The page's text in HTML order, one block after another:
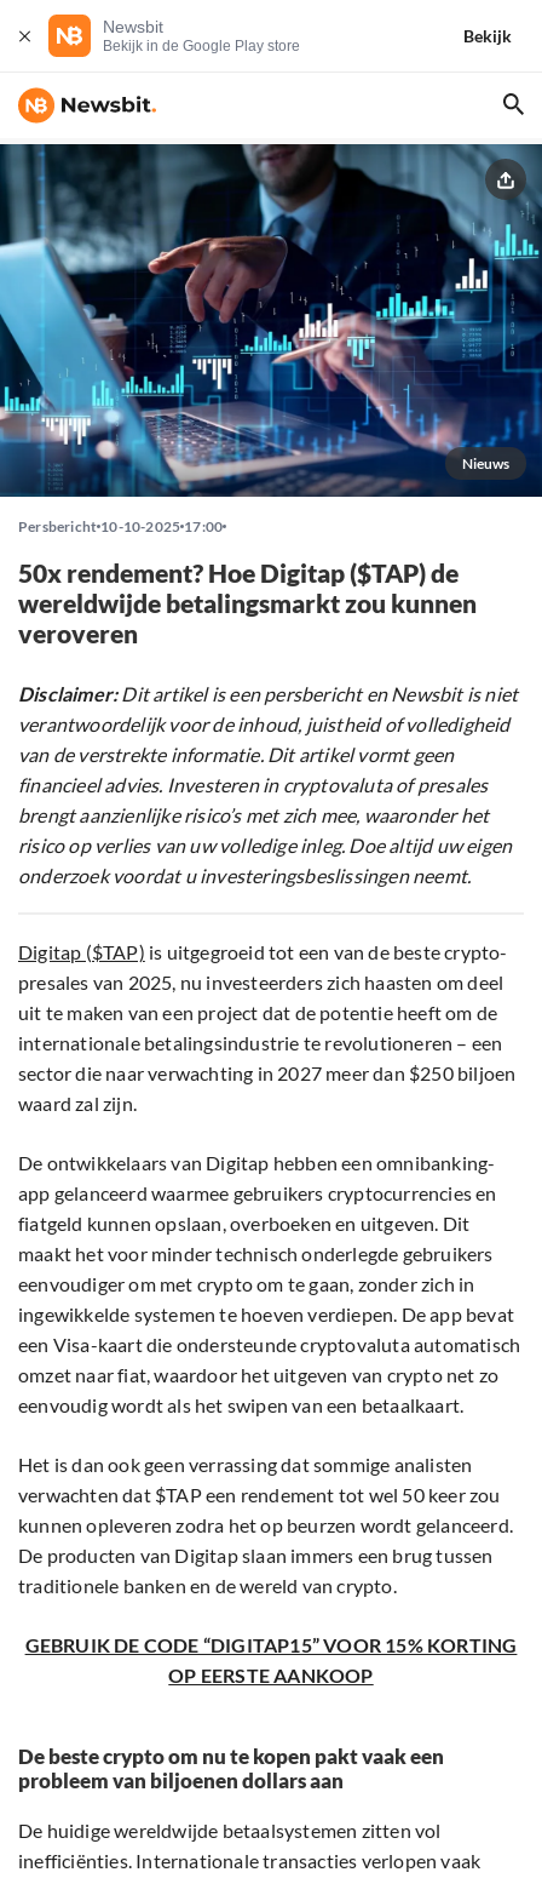
Newsbit
Bekijk in de Google Play store
Bekijk
Nieuws
Persbericht 10-10-2025 17:00
50x rendement? Hoe Digitap ($TAP) de
wereldwijde betalingsmarkt zou kunnen
veroveren
Disclaimer:Dit artikel is een persbericht en Newsbit is niet
verantwoordelijk voor de inhoud, juistheid of volledigheid
van de verstrekte informatie. Dit artikel vormt geen
financieel advies. Investeren in cryptovaluta of presales
brengt aanzienlijke risico’s met zich mee, waaronder het
risico op verlies van uw volledige inleg. Doe altijd uw eigen
onderzoek voordat u investeringsbeslissingen neemt.
Digitap ($TAP) is uitgegroeid tot een van de beste crypto-
presales van 2025, nu investeerders zich haasten om deel
uit te maken van een project dat de potentie heeft om de
internationale betalingsindustrie te revolutioneren – een
sector die naar verwachting in 2027 meer dan $250 biljoen
waard zal zijn.
De ontwikkelaars van Digitap hebben een omnibanking-
app gelanceerd waarmee gebruikers cryptocurrencies en
fiatgeld kunnen opslaan, overboeken en uitgeven. Dit
maakt het voor minder technisch onderlegde gebruikers
eenvoudiger om met crypto om te gaan, zonder zich in
ingewikkelde systemen te hoeven verdiepen. De app bevat
een Visa-kaart die ondersteunde cryptovaluta automatisch
omzet naar fiat, waardoor het uitgeven van crypto net zo
eenvoudig wordt als het swipen van een betaalkaart.
Het is dan ook geen verrassing dat sommige analisten
verwachten dat $TAP een rendement tot wel 50 keer zou
kunnen opleveren zodra het op beurzen wordt gelanceerd.
De producten van Digitap slaan immers een brug tussen
traditionele banken en de wereld van crypto.
GEBRUIK DE CODE “DIGITAP15” VOOR 15% KORTING
OP EERSTE AANKOOP
De beste crypto om nu te kopen pakt vaak een
probleem van biljoenen dollars aan
De huidige wereldwijde betaalsystemen zitten vol
inefficiënties. Internationale transacties verlopen vaak